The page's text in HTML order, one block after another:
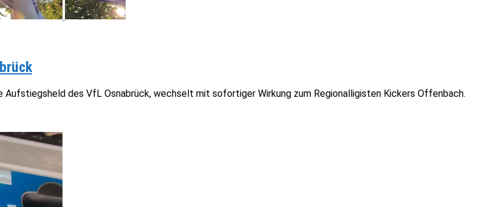
des VfL Osnabrück, wechselt mit sofortiger Wirkung zum Regionalligisten Kickers Offenbach.